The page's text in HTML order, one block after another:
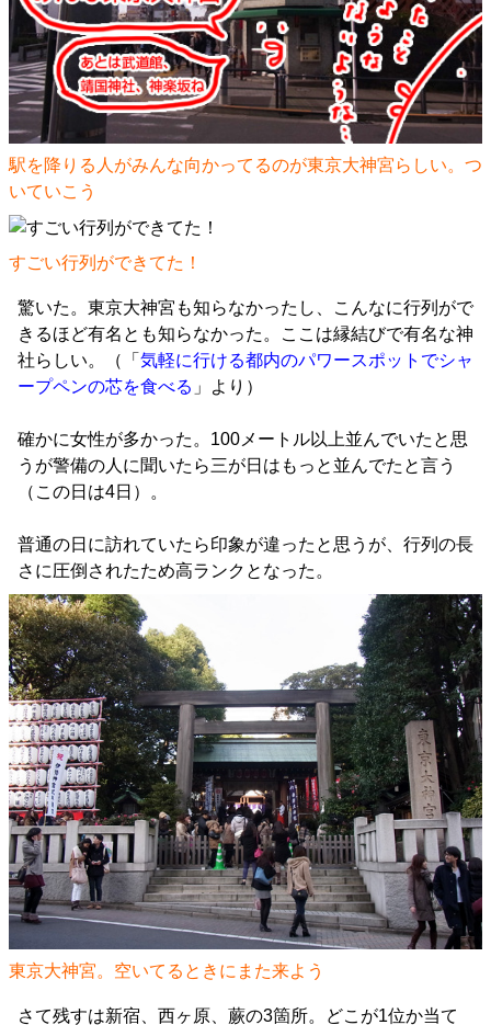
駅を降りる人がみんな向かってるのが東京大神宮らしい。つ
いていこう
すごい行列ができてた！
驚いた。東京大神宮も知らなかったし、こんなに行列がで
きるほど有名とも知らなかった。ここは縁結びで有名な神
社らしい。（「 気軽に行ける都内のパワースポットでシャ
ープペンの芯を食べる 」より）
確かに女性が多かった。100メートル以上並んでいたと思
うが警備の人に聞いたら三が日はもっと並んでたと言う
（この日は4日）。
普通の日に訪れていたら印象が違ったと思うが、行列の長
さに圧倒されたため高ランクとなった。
東京大神宮。空いてるときにまた来よう
さて残すは新宿、西ヶ原、蕨の3箇所。どこが1位か当て